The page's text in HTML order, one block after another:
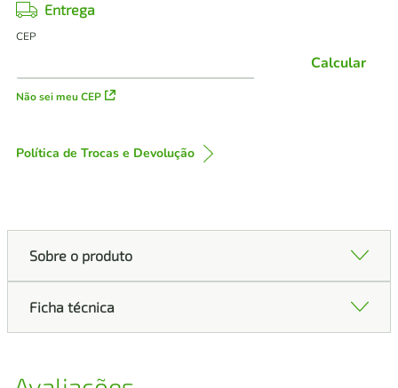
Entrega
CEP
Não sei meu CEP
Calcular
Política de Trocas e Devolução
Sobre o produto
Ficha técnica